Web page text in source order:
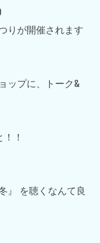
りが開催されます
ップに、トーク&
！
』 を聴くなんて良